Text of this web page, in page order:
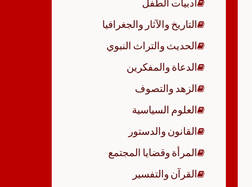
أدبيات الطفل
التاريخ والآثار والجغرافيا
الحديث والتراث النبوي
الدعاة والمفكرين
الزهد والتصوف
العلوم السياسية
القانون والدستور
المرأة وقضايا المجتمع
القرآن والتفسير